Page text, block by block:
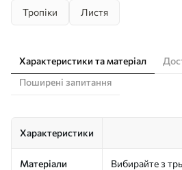
Тропіки Листя
Характеристики та матеріал
Поширені запитання
Характеристики
Матеріали
Вибирайте з